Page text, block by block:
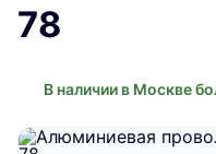
78
В наличии в Москве